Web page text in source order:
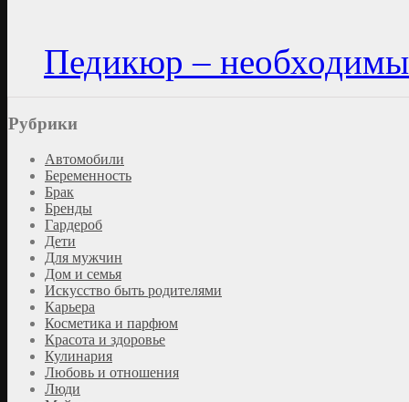
Педикюр –
Рубрики
Автомобили
Беременность
Брак
Бренды
Гардероб
Дети
Для мужчин
Дом и семья
Искусство быть родителями
Карьера
Косметика и парфюм
Красота и здоровье
Кулинария
Любовь и отношения
Люди